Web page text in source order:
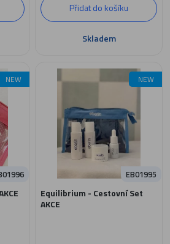
Přidat do košíku
Skladem
NEW NEW
Equilibrium - Cestovní Set
AKCE
EB01995